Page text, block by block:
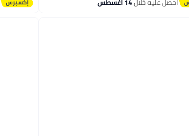
احصل عليه خلال14 اغسطس